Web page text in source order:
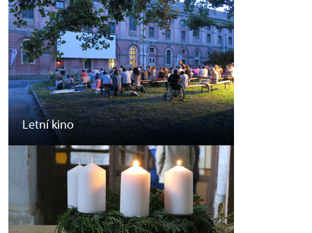
Letní kino